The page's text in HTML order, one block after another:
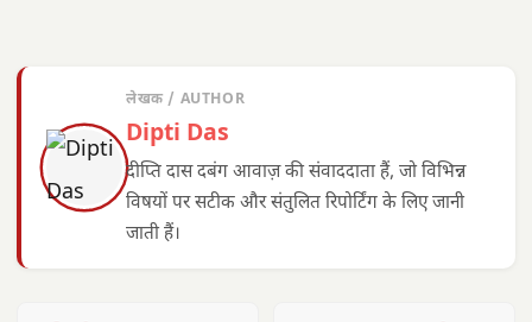
लेखक / AUTHOR
Dipti Das
दीप्ति दास दबंग आवाज़ की संवाददाता हैं, जो विभिन्न
विषयों पर सटीक और संतुलित रिपोर्टिंग के लिए जानी
जाती हैं।